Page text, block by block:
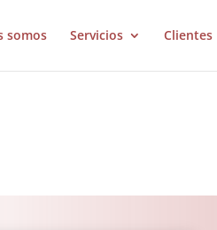
somos Servicios Clientes